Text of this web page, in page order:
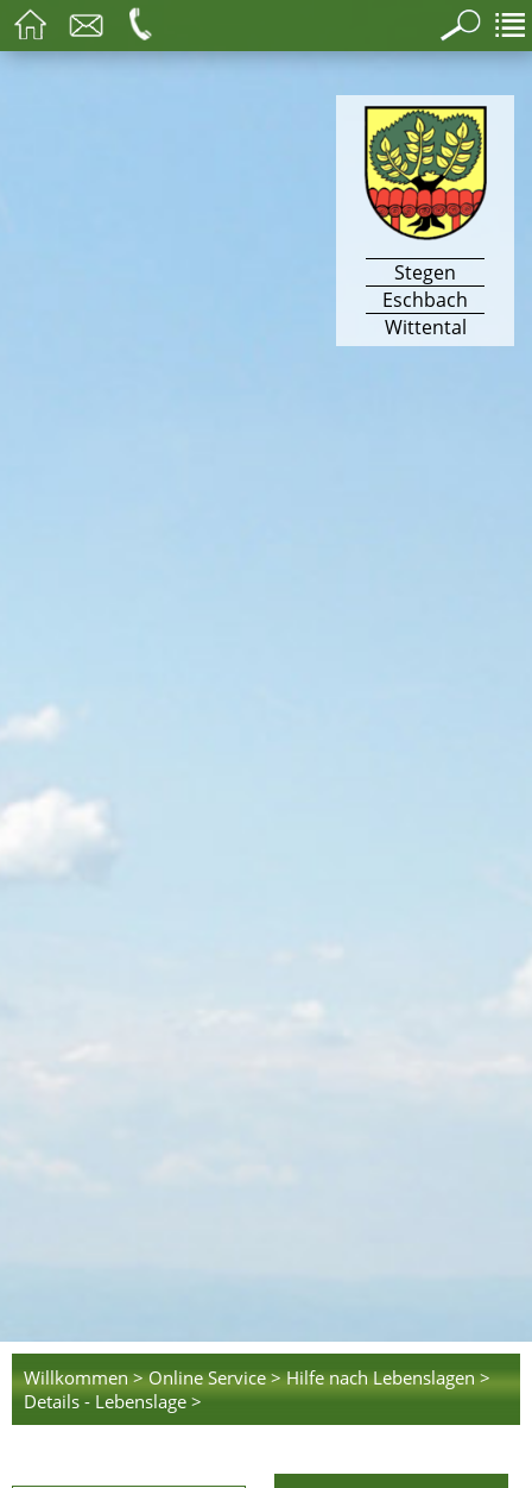
Stegen
Eschbach
Wittental
Willkommen > Online Service > Hilfe nach Lebenslagen >
Details - Lebenslage >